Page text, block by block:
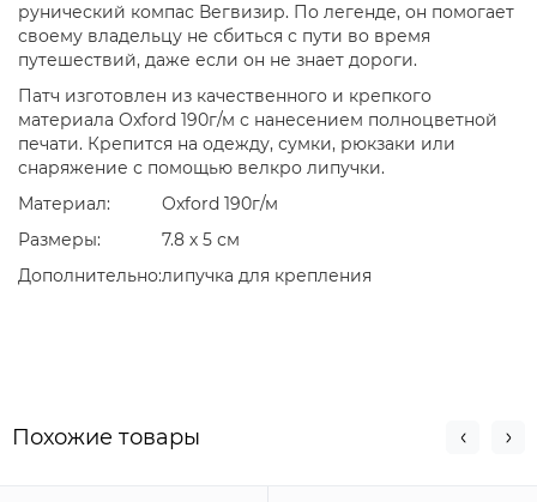
рунический компас Вегвизир. По легенде, он помогает
своему владельцу не сбиться с пути во время
путешествий, даже если он не знает дороги.
Патч изготовлен из качественного и крепкого
материала Oxford 190г/м с нанесением полноцветной
печати. Крепится на одежду, сумки, рюкзаки или
снаряжение с помощью велкро липучки.
Материал:
Oxford 190г/м
Размеры:
7.8 х 5 см
Дополнительно:липучка для крепления
Похожие товары